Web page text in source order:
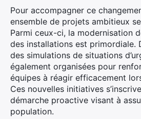
Pour accompagner ce
ensemble de projets ambitieux
Parmi ceux-ci, la modernisation
des installations est primordiale.
des simulations de situations
également organisées pour
équipes à réagir efficacement
Ces nouvelles initiatives
démarche proactive visant à
population.